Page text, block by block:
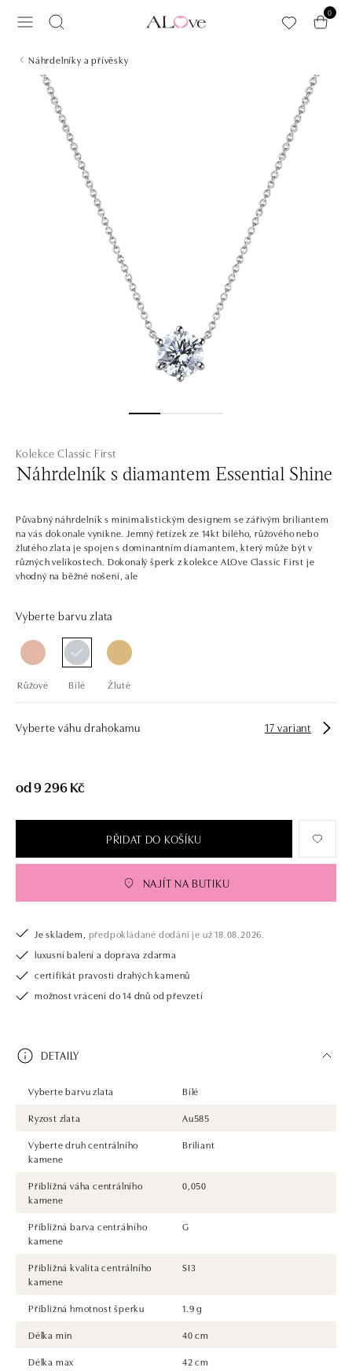
0
Náhrdelníky a přívěsky
Kolekce Classic First
Náhrdelník s diamantem Essential Shine
Půvabný náhrdelník s minimalistickým designem se zářivým briliantem
na vás dokonale vynikne. Jemný řetízek ze 14kt bílého, růžového nebo
žlutého zlata je spojen s dominantním diamantem, který může být v
různých velikostech. Dokonalý šperk z kolekce ALOve Classic First je
vhodný na běžné nošení, ale
Vyberte barvu zlata
Růžové Bílé Žluté
Vyberte váhu drahokamu 17 variant
od 9 296 Kč
PŘIDAT DO KOŠÍKU
NAJÍT NA BUTIKU
Je skladem, předpokládané dodání je už 18.08.2026.
luxusní balení a doprava zdarma
certifikát pravosti drahých kamenů
možnost vrácení do 14 dnů od převzetí
DETAILY
Vyberte barvu zlata
Bílé
Ryzost zlata
Au585
Vyberte druh centrálního
kamene
Briliant
Přibližná váha centrálního
kamene
0,050
Přibližná barva centrálního
kamene
G
Přibližná kvalita centrálního
kamene
SI3
Přibližná hmotnost šperku
1.9 g
Délka min
40 cm
Délka max
42 cm